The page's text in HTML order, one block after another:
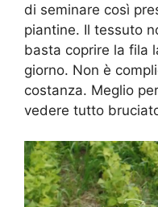
di seminare così
piantine. Il tessuto
basta coprire la fila
giorno. Non è
costanza. Meglio
vedere tutto